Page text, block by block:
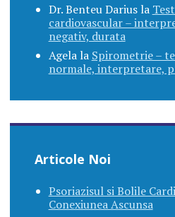
Dr. Benteu Dariusla
cardiovascular –
negativ, durata
Agelala Spirometrie –
normale, interpretare,
Articole Noi
Psoriazisul si Bolile
Conexiunea Ascunsa